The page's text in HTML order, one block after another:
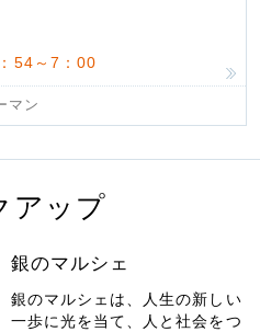
54～7：00
マン
アップ
銀のマルシェ
銀のマルシェは、人生の新しい
一歩に光を当て、人と社会をつ